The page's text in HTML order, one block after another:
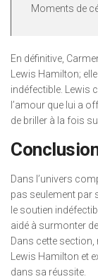
Moments de
En définitive,
Lewis Hamilton;
indéfectible. Lewis
l’amour que lui a
de briller à la fois
Dans l’univers
pas seulement par
le soutien
aidé à surmonter
Dans cette
Lewis Hamilton et
dans sa réussite.